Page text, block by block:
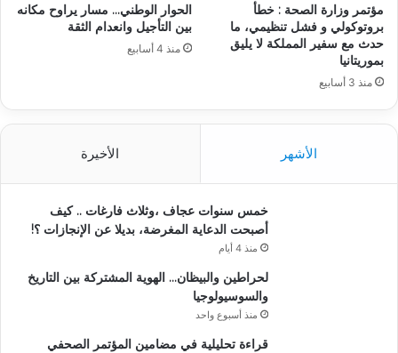
مؤتمر وزارة الصحة : خطأ
بروتوكولي و فشل تنظيمي، ما
حدث مع سفير المملكة لا يليق
بموريتانيا
منذ 3 أسابيع
الحوار الوطني… مسار يراوح مكانه
بين التأجيل وانعدام الثقة
منذ 4 أسابيع
الأشهر الأخيرة
خمس سنوات عجاف ،وثلاث فارغات .. كيف
أصبحت الدعاية المغرضة، بديلا عن الإنجازات ؟!
منذ 4 أيام
لحراطين والبيظان… الهوية المشتركة بين التاريخ
والسوسيولوجيا
منذ أسبوع واحد
قراءة تحليلية في مضامين المؤتمر الصحفي